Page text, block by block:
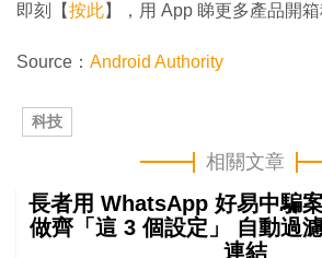
即刻【按此】，用 App 睇更多產品開
Source： Android Authority
科技
相關文章
長者用 WhatsApp 好易中騙
做齊「這 3 個設定」 自動過
連結